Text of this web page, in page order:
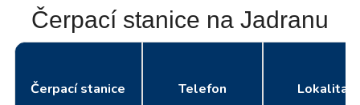
Čerpací stanice na Jadranu
Čerpací stanice Telefon Lokalita